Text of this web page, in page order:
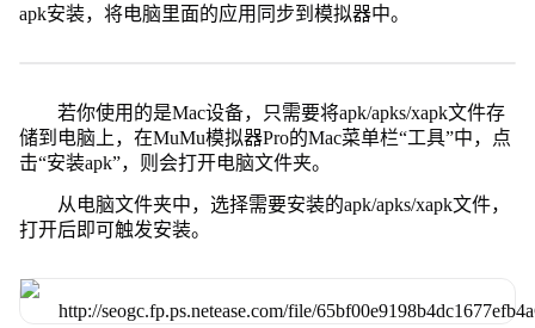
apk安装，将电脑里面的应用同步到模拟器中。
若你使用的是Mac设备，只需要将apk/apks/xapk文件存
储到电脑上，在MuMu模拟器Pro的Mac菜单栏“工具”中，点
击“安装apk”，则会打开电脑文件夹。
从电脑文件夹中，选择需要安装的apk/apks/xapk文件，
打开后即可触发安装。